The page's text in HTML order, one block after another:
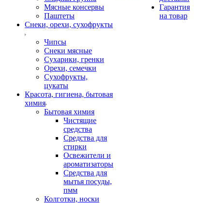
Мясные консервы
Паштеты
Снеки, орехи, сухофрукты
Чипсы
Снеки мясные
Сухарики, гренки
Орехи, семечки
Сухофрукты,
цукаты
Красота, гигиена, бытовая
химия
Бытовая химия
Чистящие
средства
Средства для
стирки
Освежители и
ароматизаторы
Средства для
мытья посуды,
пмм
Колготки, носки
Гарантия
на товар